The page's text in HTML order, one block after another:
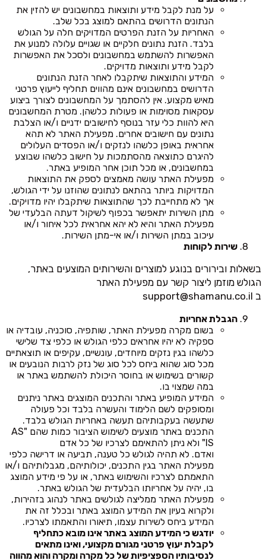
על מנת לקבל מידע ותוצאות במחשבונים יש להזין את
הנתונים הדרושים בהתאם למוצג בכל שלב.
האחריות על הזנת הפרטים המדויקים חלה על הגולש
בלבד. הזנת נתונים חלקיים או שגויים עלולה למנוע את
האפשרות להשתמש במחשבונים ולסכל את האפשרות
לקבל מידע ותוצאות מדויקים.
המידע והתוצאות שיתקבלו לאחר הזנת הנתונים
הדרושים במחשבונים אינם מהווים תחליף לייעוץ פרטני
מאיש מקצוע. אין להסתמך על המחשבונים לצורך ביצוע
עסקאות מסוימות או פעולות כלשהן. מטרת המחשבונים
היא להוות כלי עזר בנוסף לחישובים ידניים ו/או הצלבת
נתונים עם חישובים אחרים. מפעילת האתר לא תהא
אחראית באופן כלשהו לנזקים ו/או הפסדים העלולים
להיגרם כתוצאה מהסתמכות על חישוב כלשהו שבוצע
במחשבונים, או מכל תוכן אחר המופיע באתר.
מפעילת האתר עושה מאמצים לספק את התוצאות
המדויקות ביותר בהתאם לנתונים שהוזנו על ידי הגולש,
אך לא מתחייבת לכך שהתוצאות שיתקבלו יהיו מדויקים.
מתן השירות יתאפשר בכפוף לשיקול דעתה הבלעדי של
מפעילת האתר והיא לא יהא אחראית לכל איחור ו/או
עיכוב במתן השירות ו/או אי-מתן השירות.
שירות לקוחות
בשאלות ובירורים בנוגע למוצרים והשירותים המוצעים באתר,
הגולש מוזמן ליצור קשר עם מפעילת האתר
ב support@shamanu.co.il
הגבלת אחריות
בשום מקרה מפעילת האתר, שותפיה, סוכניה, עובדיה או
ספקיה לא יהיו אחראים כלפי הגולש או כלפי צד שלישי
כלשהו בגין נזקים מיוחדים, עונשיים, עקיפים או תוצאתיים
מכל סוג שהוא ביחס לכל סוג של נזק לרבות הנובעים או
קשורים בשימוש או בחוסר היכולת להשתמש באתר או
במה שמצוי בו.
המידע המופיע באתר והתכנים המוצגים באתר ניתנים
ומסופקים לשם הלימוד והעשרה בלבד וכל פעולה
שתעשה בעקבותיהם תעשה באחריות הגולש בלבד.
התכנים באתר מוצעים לשימוש הציבור כמות שהם "AS
IS" ולא ניתן להתאימם לצרכיו של כל אדם
ואדם. לא תהיה לגולש כל טענה, תביעה או דרישה כלפי
מפעילת האתר בגין התכנים, יכולותיהם, מגבלותיהם ו/או
התאמתם לצרכיו והשימוש באתר, או על פי מידע המוצג
בו, יהיה על אחריותו הבלעדית של הגולש באתר.
מפעילת האתר ממליצה לגולשים באתר לנהוג בזהירות,
ולקרוא בעיון את המידע המוצג באתר ובכלל זה את
המידע ביחס לשירות עצמו, תיאורו והתאמתו לצרכיו.
יודגש כי המידע המוצג באתר אינו מובא כתחליף
לקבלת יעוץ פרטני מגורם מקצועי, ואינו מתאים
לנסיבותיו הספציפיות של כל מקרה ומקרה והוא מהווה